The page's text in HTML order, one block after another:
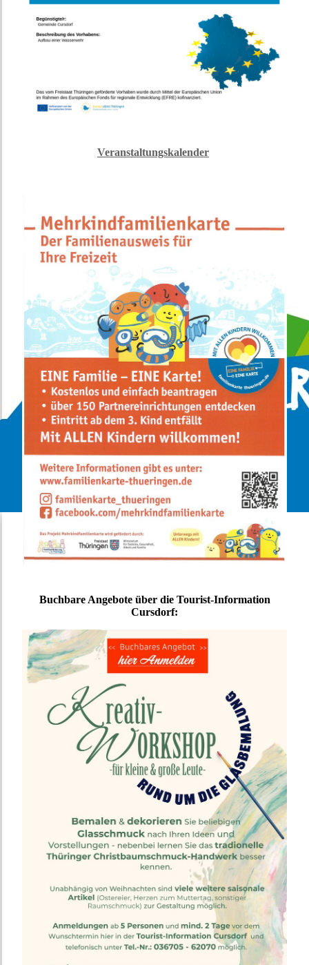
Veranstaltungskalender
Buchbare Angebote über die Tourist-Information
Cursdorf: